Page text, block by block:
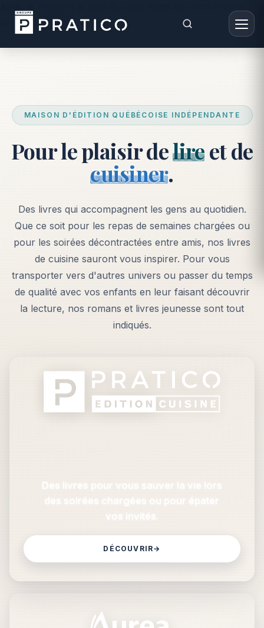
seront conservés. -->
MAISON D'ÉDITION QUÉBÉCOISE INDÉPENDANTE
Pour le plaisir delireet de
cuisiner.
Des livres qui accompagnent les gens au quotidien.
Que ce soit pour les repas de semaines chargées ou
pour les soirées décontractées entre amis, nos livres
de cuisine sauront vous inspirer. Pour vous
transporter vers d'autres univers ou passer du temps
de qualité avec vos enfants en leur faisant découvrir
la lecture, nos romans et livres jeunesse sont tout
indiqués.
Des livres pour vous sauver la vie lors
des soirées chargées ou pour épater
vos invités.
DÉCOUVRIR→